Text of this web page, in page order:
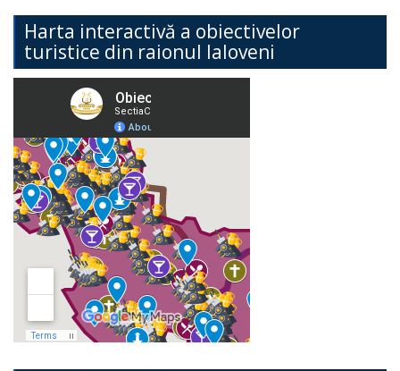
Harta interactivă a obiectivelor
turistice din raionul Ialoveni